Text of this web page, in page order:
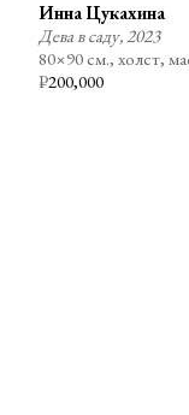
₽200,000
Инна Цукахина
Дева в саду, 2023
80×90 см., холст,